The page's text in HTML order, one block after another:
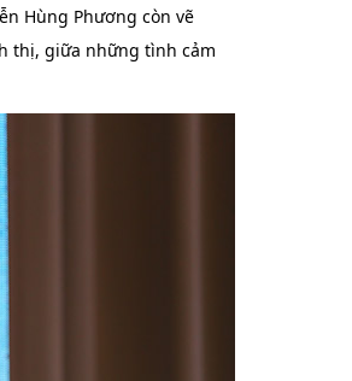
Hùng Phương còn vẽ
thị, giữa những tình cảm